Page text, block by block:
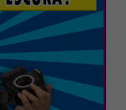
clara?